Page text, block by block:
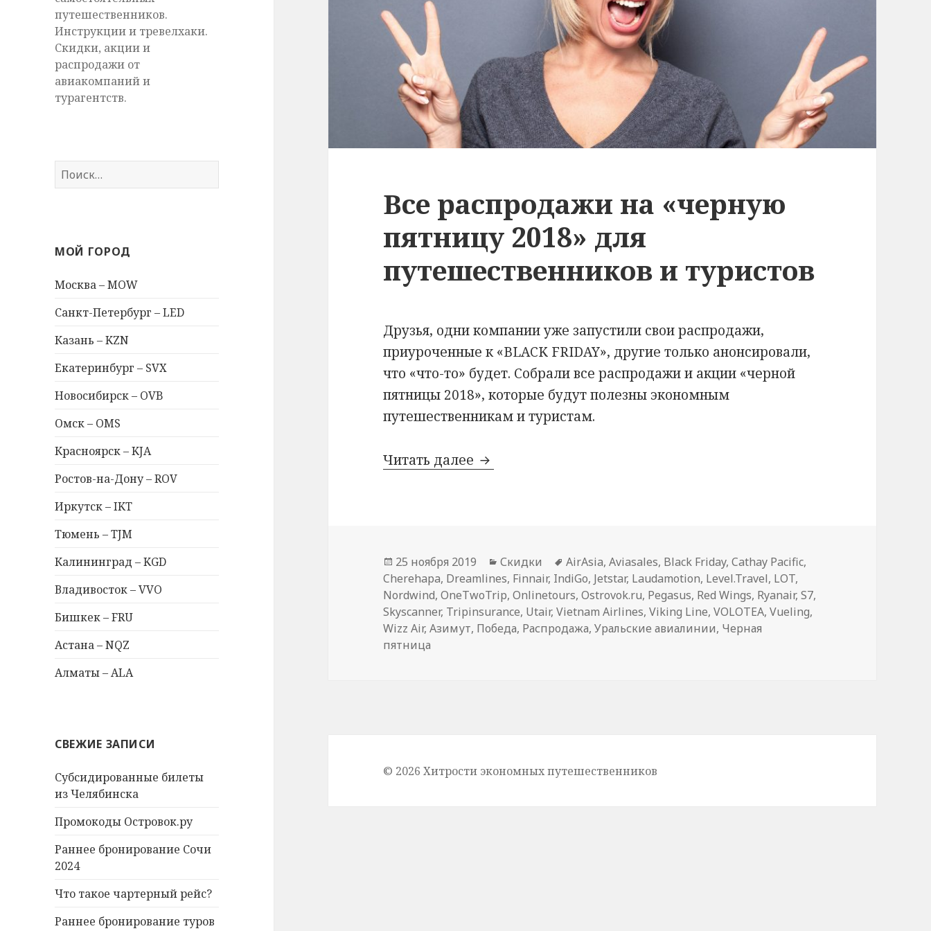
путешественников.
Инструкции и тревелхаки.
Скидки, акции и
распродажи от
авиакомпаний и
турагентств.
Найти:
МОЙ ГОРОД
Москва – MOW
Санкт-Петербург – LED
Казань – KZN
Екатеринбург – SVX
Новосибирск – OVB
Омск – OMS
Красноярск – KJA
Ростов-на-Дону – ROV
Иркутск – IKT
Тюмень – TJM
Калининград – KGD
Владивосток – VVO
Бишкек – FRU
Астана – NQZ
Алматы – ALA
СВЕЖИЕ ЗАПИСИ
Субсидированные билеты
из Челябинска
Промокоды Островок.ру
Раннее бронирование Сочи
2024
Что такое чартерный рейс?
Раннее бронирование туров
Все распродажи на «черную
пятницу 2018» для
путешественников и туристов
Друзья, одни компании уже запустили свои распродажи,
приуроченные к «BLACK FRIDAY», другие только анонсировали,
что «что-то» будет. Собрали все распродажи и акции «черной
пятницы 2018», которые будут полезны экономным
путешественникам и туристам.
Читать далее Все распродажи на «черную пятницу 2018» для путешественников
Опубликовано
25 ноября 2019 Рубрики
Скидки Метки
AirAsia,Aviasales, Black Friday,Cathay Pacific,
Cherehapa, Dreamlines, Finnair, IndiGo, Jetstar, Laudamotion, Level.Travel, LOT,
Nordwind,OneTwoTrip,Onlinetours,Ostrovok.ru, Pegasus, Red Wings, Ryanair,S7,
Skyscanner, Tripinsurance, Utair,Vietnam Airlines,Viking Line,VOLOTEA,Vueling,
Wizz Air,Азимут, Победа, Распродажа,Уральские авиалинии, Черная
пятница
© 2026 Хитрости экономных путешественников